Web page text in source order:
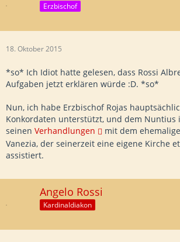
Erzbischof
18. Oktober 2015
*so* Ich Idiot hatte gelesen, dass Rossi
Aufgaben jetzt erklären würde :D. *so*
Nun, ich habe Erzbischof Rojas
Konkordaten unterstützt, und dem Nuntius
seinen Verhandlungen
mit dem
Vanezia, der seinerzeit eine eigene Kirche
assistiert.
Angelo Rossi
Kardinaldiakon